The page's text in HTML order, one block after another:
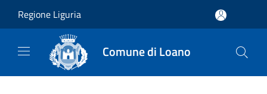
Regione Liguria
Comune di Loano